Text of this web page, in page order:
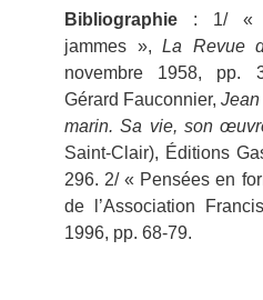
Bibliographie : 1/ «
jammes »,La Revue
novembre 1958, pp.
Gérard Fauconnier,
marin. Sa vie, son
Saint-Clair), Éditions
296. 2/ « Pensées en
de l’Association
1996, pp. 68-79.